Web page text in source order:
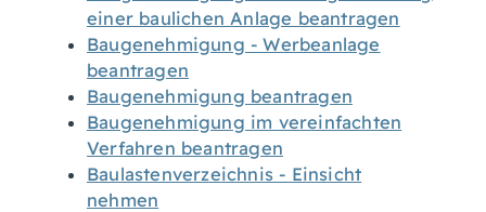
einer baulichen Anlage beantragen
Baugenehmigung - Werbeanlage
beantragen
Baugenehmigung beantragen
Baugenehmigung im vereinfachten
Verfahren beantragen
Baulastenverzeichnis - Einsicht
nehmen